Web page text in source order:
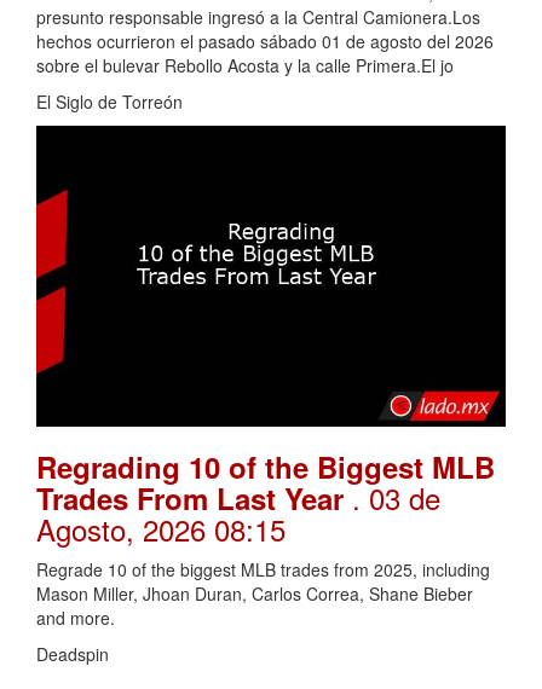
presunto responsable ingresó a la Central Camionera.Los
hechos ocurrieron el pasado sábado 01 de agosto del 2026
sobre el bulevar Rebollo Acosta y la calle Primera.El jo
El Siglo de Torreón
Regrading 10 of the Biggest MLB
Trades From Last Year. 03 de
Agosto, 2026 08:15
Regrade 10 of the biggest MLB trades from 2025, including
Mason Miller, Jhoan Duran, Carlos Correa, Shane Bieber
and more.
Deadspin